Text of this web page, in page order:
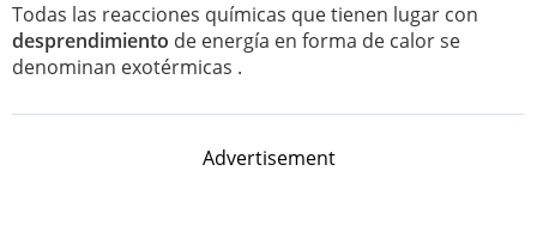
Todas las reacciones químicas que tienen lugar con
desprendimiento de energía en forma de calor se
denominan exotérmicas .
Advertisement